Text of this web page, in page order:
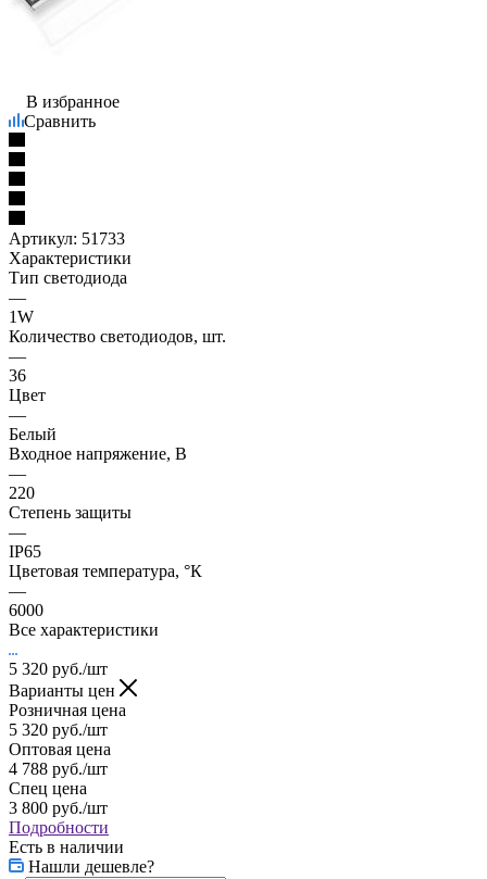
В избранное
Сравнить
Артикул: 51733
Характеристики
Тип светодиода
—
1W
Количество светодиодов, шт.
—
36
Цвет
—
Белый
Входное напряжение, В
—
220
Степень защиты
—
IP65
Цветовая температура, °К
—
6000
Все характеристики
5 320 руб./шт
Варианты цен
Розничная цена
5 320 руб./шт
Оптовая цена
4 788 руб./шт
Спец цена
3 800 руб./шт
Подробности
Есть в наличии
Нашли дешевле?